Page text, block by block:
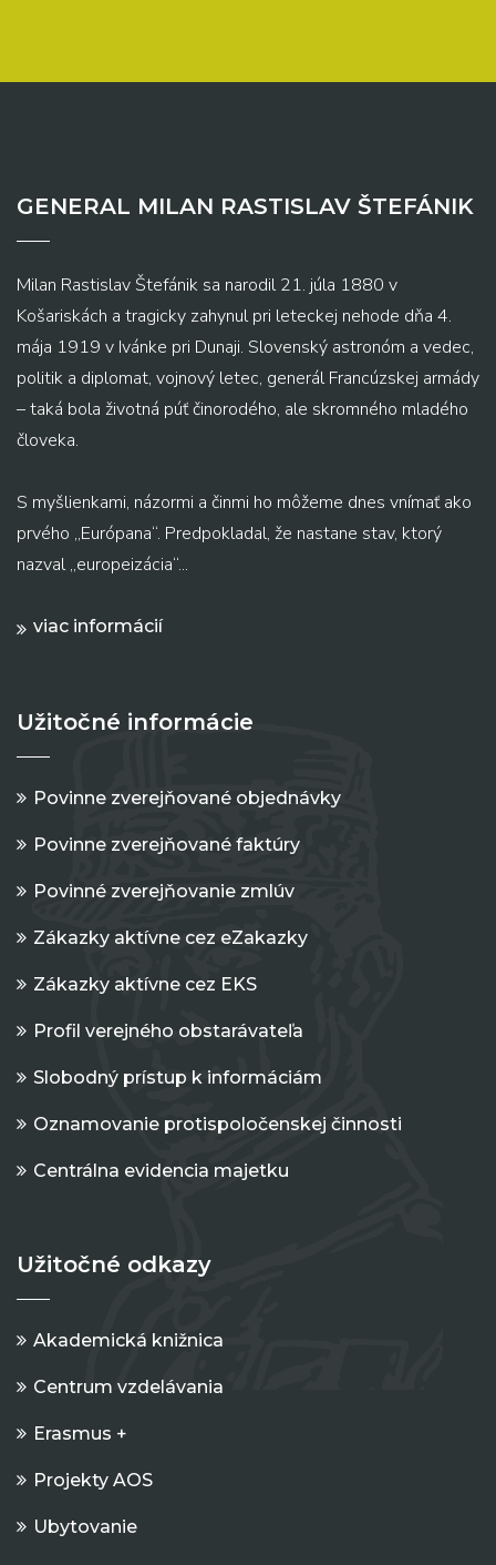
GENERAL MILAN RASTISLAV ŠTEFÁNIK
Milan Rastislav Štefánik sa narodil 21. júla 1880 v
Košariskách a tragicky zahynul pri leteckej nehode dňa 4.
mája 1919 v Ivánke pri Dunaji. Slovenský astronóm a vedec,
politik a diplomat, vojnový letec, generál Francúzskej armády
– taká bola životná púť činorodého, ale skromného mladého
človeka.
S myšlienkami, názormi a činmi ho môžeme dnes vnímať ako
prvého „Európana“. Predpokladal, že nastane stav, ktorý
nazval „europeizácia“...
viac informácií
Užitočné informácie
Povinne zverejňované objednávky
Povinne zverejňované faktúry
Povinné zverejňovanie zmlúv
Zákazky aktívne cez eZakazky
Zákazky aktívne cez EKS
Profil verejného obstarávateľa
Slobodný prístup k informáciám
Oznamovanie protispoločenskej činnosti
Centrálna evidencia majetku
Užitočné odkazy
Akademická knižnica
Centrum vzdelávania
Erasmus +
Projekty AOS
Ubytovanie